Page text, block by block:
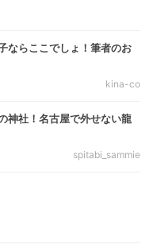
ならここでしょ！筆者のお
kina-co
神社！名古屋で外せない龍
spitabi_sammie